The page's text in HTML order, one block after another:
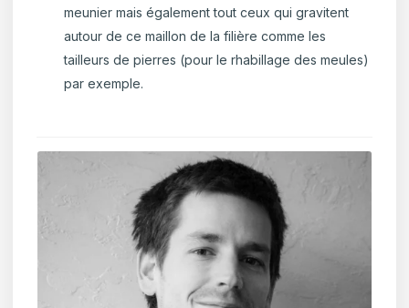
meunier mais également tout ceux qui gravitent
autour de ce maillon de la filière comme les
tailleurs de pierres (pour le rhabillage des meules)
par exemple.